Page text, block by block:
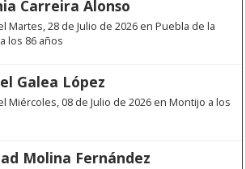
Carreira Alonso
Martes, 28 de Julio de 2026 en Puebla de la
los 86 años
Galea López
Miércoles, 08 de Julio de 2026 en Montijo a los
Molina Fernández